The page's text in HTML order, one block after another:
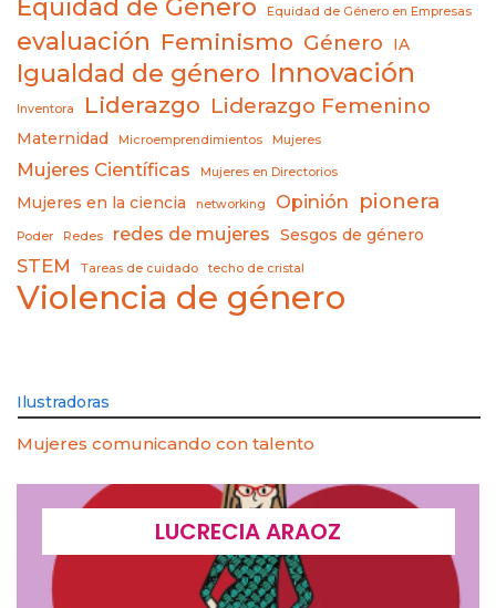
Equidad de Género Equidad de Género en Empresas
evaluación Feminismo Género IA
Igualdad de género Innovación
Inventora Liderazgo Liderazgo Femenino
Maternidad Microemprendimientos Mujeres
Mujeres Científicas Mujeres en Directorios
Mujeres en la ciencia networking Opinión pionera
Poder Redes redes de mujeres Sesgos de género
STEM Tareas de cuidado techo de cristal
Violencia de género
Ilustradoras
Mujeres comunicando con talento
LUCRECIA ARAOZ